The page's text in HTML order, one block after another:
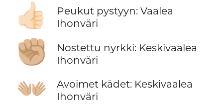
👍🏻
Peukut pystyyn: Vaalea
Ihonväri
✊🏼
Nostettu nyrkki: Keskivaalea
Ihonväri
👐🏼
Avoimet kädet: Keskivaalea
Ihonväri